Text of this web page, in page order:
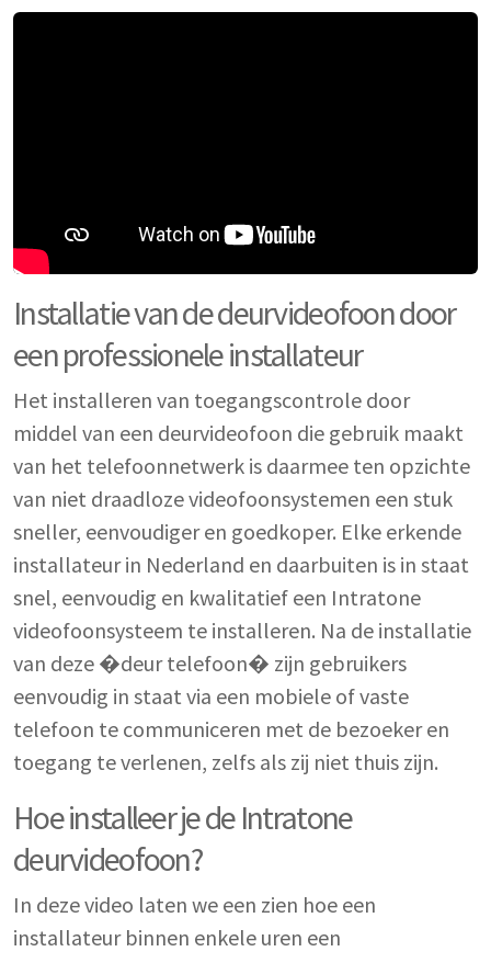
Installatie van de deurvideofoon door
een professionele installateur
Het installeren van toegangscontrole door
middel van een deurvideofoon die gebruik maakt
van het telefoonnetwerk is daarmee ten opzichte
van niet draadloze videofoonsystemen een stuk
sneller, eenvoudiger en goedkoper. Elke erkende
installateur in Nederland en daarbuiten is in staat
snel, eenvoudig en kwalitatief een Intratone
videofoonsysteem te installeren. Na de installatie
van deze �deur telefoon� zijn gebruikers
eenvoudig in staat via een mobiele of vaste
telefoon te communiceren met de bezoeker en
toegang te verlenen, zelfs als zij niet thuis zijn.
Hoe installeer je de Intratone
deurvideofoon?
In deze video laten we een zien hoe een
installateur binnen enkele uren een